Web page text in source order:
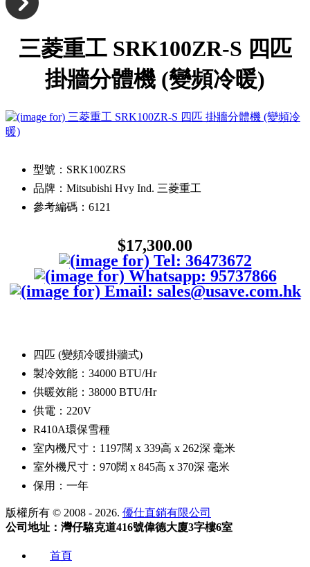
三菱重工 SRK100ZR-S 四匹
掛牆分體機 (變頻冷暖)
型號：SRK100ZRS
品牌：Mitsubishi Hvy Ind. 三菱重工
參考編碼：6121
$17,300.00
四匹 (變頻冷暖掛牆式)
製冷效能：34000 BTU/Hr
供暖效能：38000 BTU/Hr
供電：220V
R410A環保雪種
室內機尺寸：1197闊 x 339高 x 262深 毫米
室外機尺寸：970闊 x 845高 x 370深 毫米
保用：一年
版權所有 © 2008 - 2026. 優仕直銷有限公司
公司地址：灣仔駱克道416號偉德大廈3字樓6室
首頁